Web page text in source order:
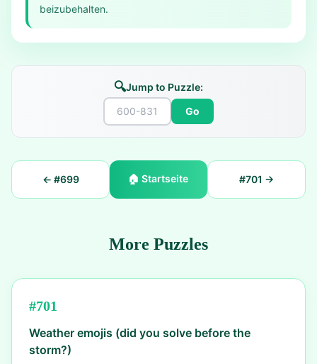
beizubehalten.
🔍Jump to Puzzle:
Go
← #699 🏠Startseite #701 →
More Puzzles
#701
Weather emojis (did you solve before the
storm?)